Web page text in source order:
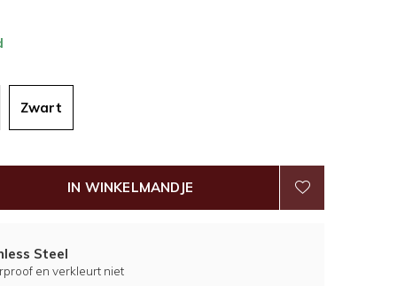
Zwart
IN WINKELMANDJE
Steel
en verkleurt niet